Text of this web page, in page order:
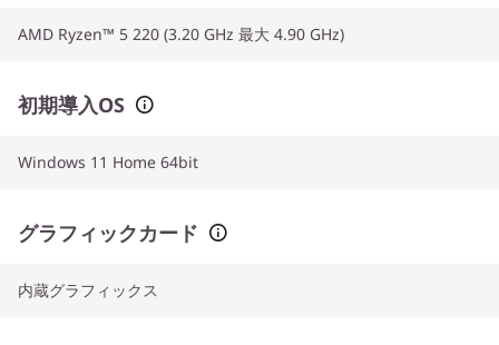
AMD Ryzen™ 5 220 (3.20 GHz 最大 4.90 GHz)
初期導入OS
Windows 11 Home 64bit
グラフィックカード
内蔵グラフィックス